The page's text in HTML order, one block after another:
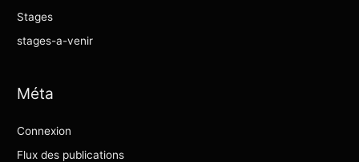
Stages
stages-a-venir
Méta
Connexion
Flux des publications